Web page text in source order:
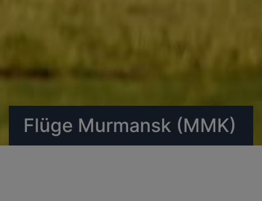
Flüge Murmansk (MMK)